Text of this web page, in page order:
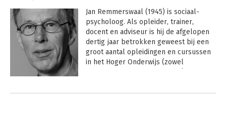
Jan Remmerswaal (1945) is sociaal-
psycholoog. Als opleider, trainer,
docent en adviseur is hij de afgelopen
dertig jaar betrokken geweest bij een
groot aantal opleidingen en cursussen
in het Hoger Onderwijs (zowel
Zijn belangstellingsgebieden betreffen
Andere boeken door Jan